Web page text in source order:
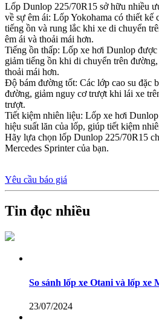
Lốp Dunlop 225/70R15 sở hữu nhiều
về sự êm ái: Lốp Yokohama có thiết kế
tiếng ồn và rung lắc khi xe di chuyển
êm ái và thoải mái hơn.
Tiếng ồn thấp: Lốp xe hơi Dunlop
giảm tiếng ồn khi di chuyển trên
thoải mái hơn.
Độ bám đường tốt: Các lớp cao su đặc
đường, giảm nguy cơ trượt khi lái xe
trượt.
Tiết kiệm nhiên liệu: Lốp xe hơi
hiệu suất lăn của lốp, giúp tiết kiệm
Hãy lựa chọn lốp Dunlop 225/70R15
Mercedes Sprinter của bạn.
Yêu cầu báo giá
Tin đọc nhiều
So sánh lốp xe Otani và lốp xe
23/07/2024